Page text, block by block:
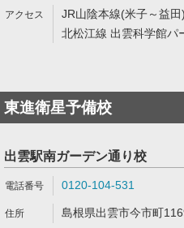
JR山陰本線(米子～益
北松江線 出雲科学館パ
東進衛星予備校
出雲駅南ガーデン通り校
0120-104-531
島根県出雲市今市町